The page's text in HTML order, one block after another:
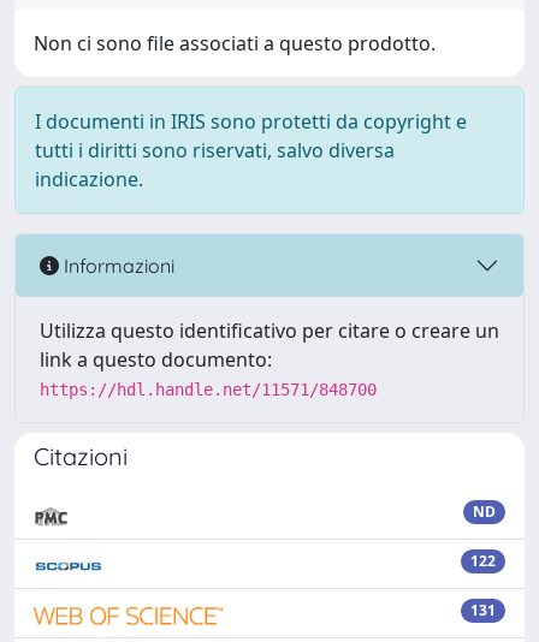
Non ci sono file associati a questo prodotto.
I documenti in IRIS sono protetti da copyright e
tutti i diritti sono riservati, salvo diversa
indicazione.
Informazioni
Utilizza questo identificativo per citare o creare un
link a questo documento:
https://hdl.handle.net/11571/848700
Citazioni
ND
122
131